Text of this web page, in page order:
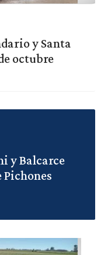
y Santa
octubre
y Balcarce